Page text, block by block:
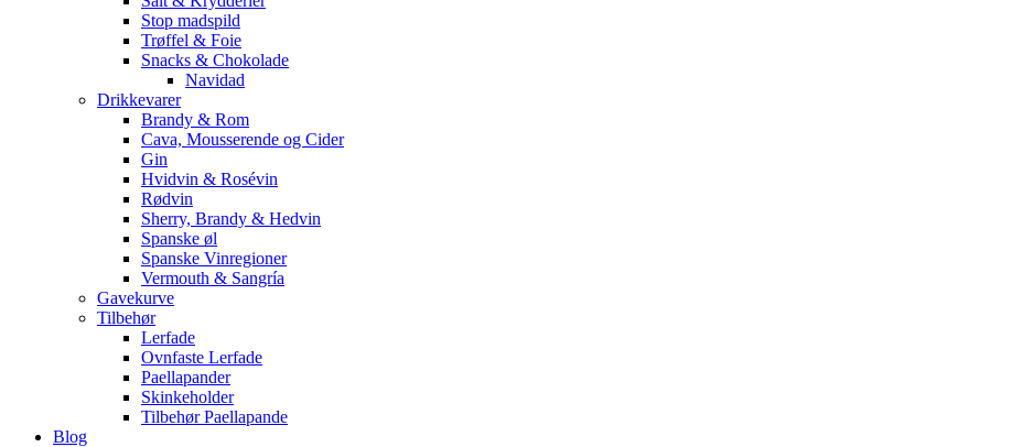
Stop madspild
Trøffel & Foie
Snacks & Chokolade
Navidad
Drikkevarer
Brandy & Rom
Cava, Mousserende og Cider
Gin
Hvidvin & Rosévin
Rødvin
Sherry, Brandy & Hedvin
Spanske øl
Spanske Vinregioner
Vermouth & Sangría
Gavekurve
Tilbehør
Lerfade
Ovnfaste Lerfade
Paellapander
Skinkeholder
Tilbehør Paellapande
Blog